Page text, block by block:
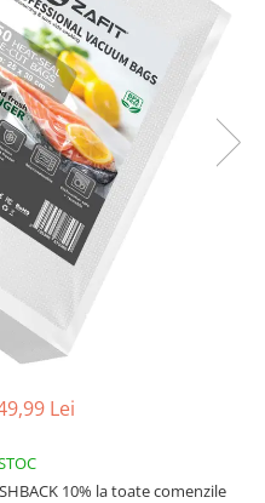
Lei
10% la toate comenzile